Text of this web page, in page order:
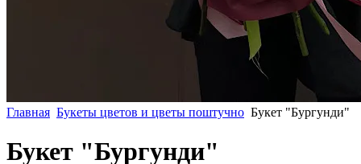
Главная Букеты цветов и цветы поштучно Букет "Бургунди"
Букет "Бургунди"